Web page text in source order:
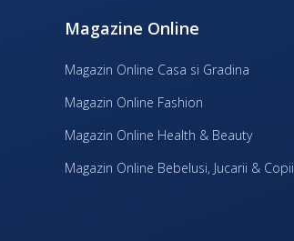
Magazine Online
Magazin Online Casa si Gradina
Magazin Online Fashion
Magazin Online Health & Beauty
Magazin Online Bebelusi, Jucarii & Copii